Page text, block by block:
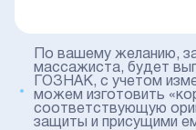
По вашему желанию,
массажиста, будет
ГОЗНАК, с учетом
можем изготовить
соответствующую
защиты и присущими